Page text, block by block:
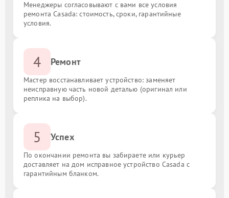
Менеджеры согласовывают с вами все условия
ремонта Casada: стоимость, сроки, гарантийные
условия.
4 Ремонт
Мастер восстанавливает устройство: заменяет
неисправную часть новой деталью (оригинал или
реплика на выбор).
5 Успех
По окончании ремонта вы забираете или курьер
доставляет на дом исправное устройство Casada с
гарантийным бланком.